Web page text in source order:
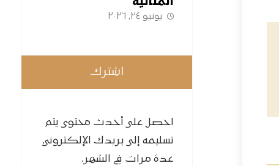
يونيو ٢٤, ٢٠٢٦
اشترك
احصل على أحدث محتوى يتم
تسليمه إلى بريدك الإلكتروني
عدة مرات في الشهر.